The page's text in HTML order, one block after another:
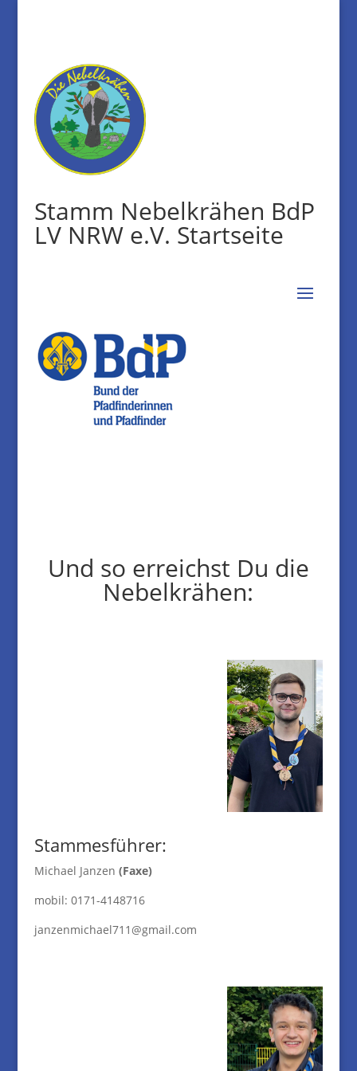
Stamm Nebelkrähen BdP
LV NRW e.V. Startseite
Und so erreichst Du die
Nebelkrähen:
Stammesführer:
Michael Janzen (Faxe)
mobil: 0171-4148716
janzenmichael711@gmail.com